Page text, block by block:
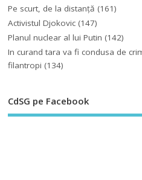
Pe scurt, de la distanță (161)
Activistul Djokovic (147)
Planul nuclear al lui Putin (142)
In curand tara va fi condusa de
filantropi (134)
CdSG pe Facebook